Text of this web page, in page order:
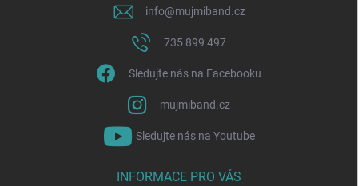
info@mujmiband.cz
735 899 497
Sledujte nás na Facebooku
mujmiband.cz
Sledujte nás na Youtube
INFORMACE PRO VÁS